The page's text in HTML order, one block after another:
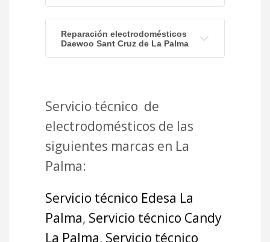
Reparación electrodomésticos
Daewoo Sant Cruz de La Palma
Servicio técnico de
electrodomésticos de las
siguientes marcas en La
Palma:
Servicio técnico Edesa La
Palma, Servicio técnico Candy
La Palma, Servicio técnico